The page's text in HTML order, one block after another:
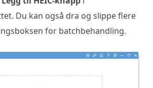
Du kan også dra og slippe flere
for batchbehandling.